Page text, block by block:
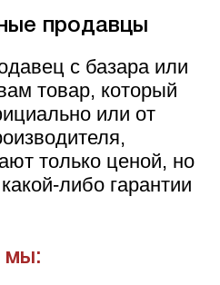
продавцы
с базара или
товар, который
или от
только ценой, но
либо гарантии
мы: